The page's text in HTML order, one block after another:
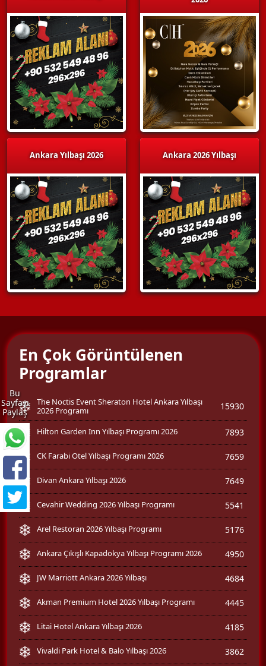
Ankara Yılbaşı 2026 Ankara 2026 Yılbaşı
Bu
Sayfayı
Paylaş
En Çok Görüntülenen
Programlar
The Noctis Event Sheraton Hotel Ankara Yılbaşı
2026 Programı
15930
Hilton Garden Inn Yılbaşı Programı 2026 7893
CK Farabi Otel Yılbaşı Programı 2026 7659
Divan Ankara Yılbaşı 2026 7649
Cevahir Wedding 2026 Yılbaşı Programı 5541
Arel Restoran 2026 Yılbaşı Programı 5176
Ankara Çıkışlı Kapadokya Yılbaşı Programı 2026 4950
JW Marriott Ankara 2026 Yılbaşı 4684
Akman Premium Hotel 2026 Yılbaşı Programı 4445
Litai Hotel Ankara Yılbaşı 2026 4185
Vivaldi Park Hotel & Balo Yılbaşı 2026 3862